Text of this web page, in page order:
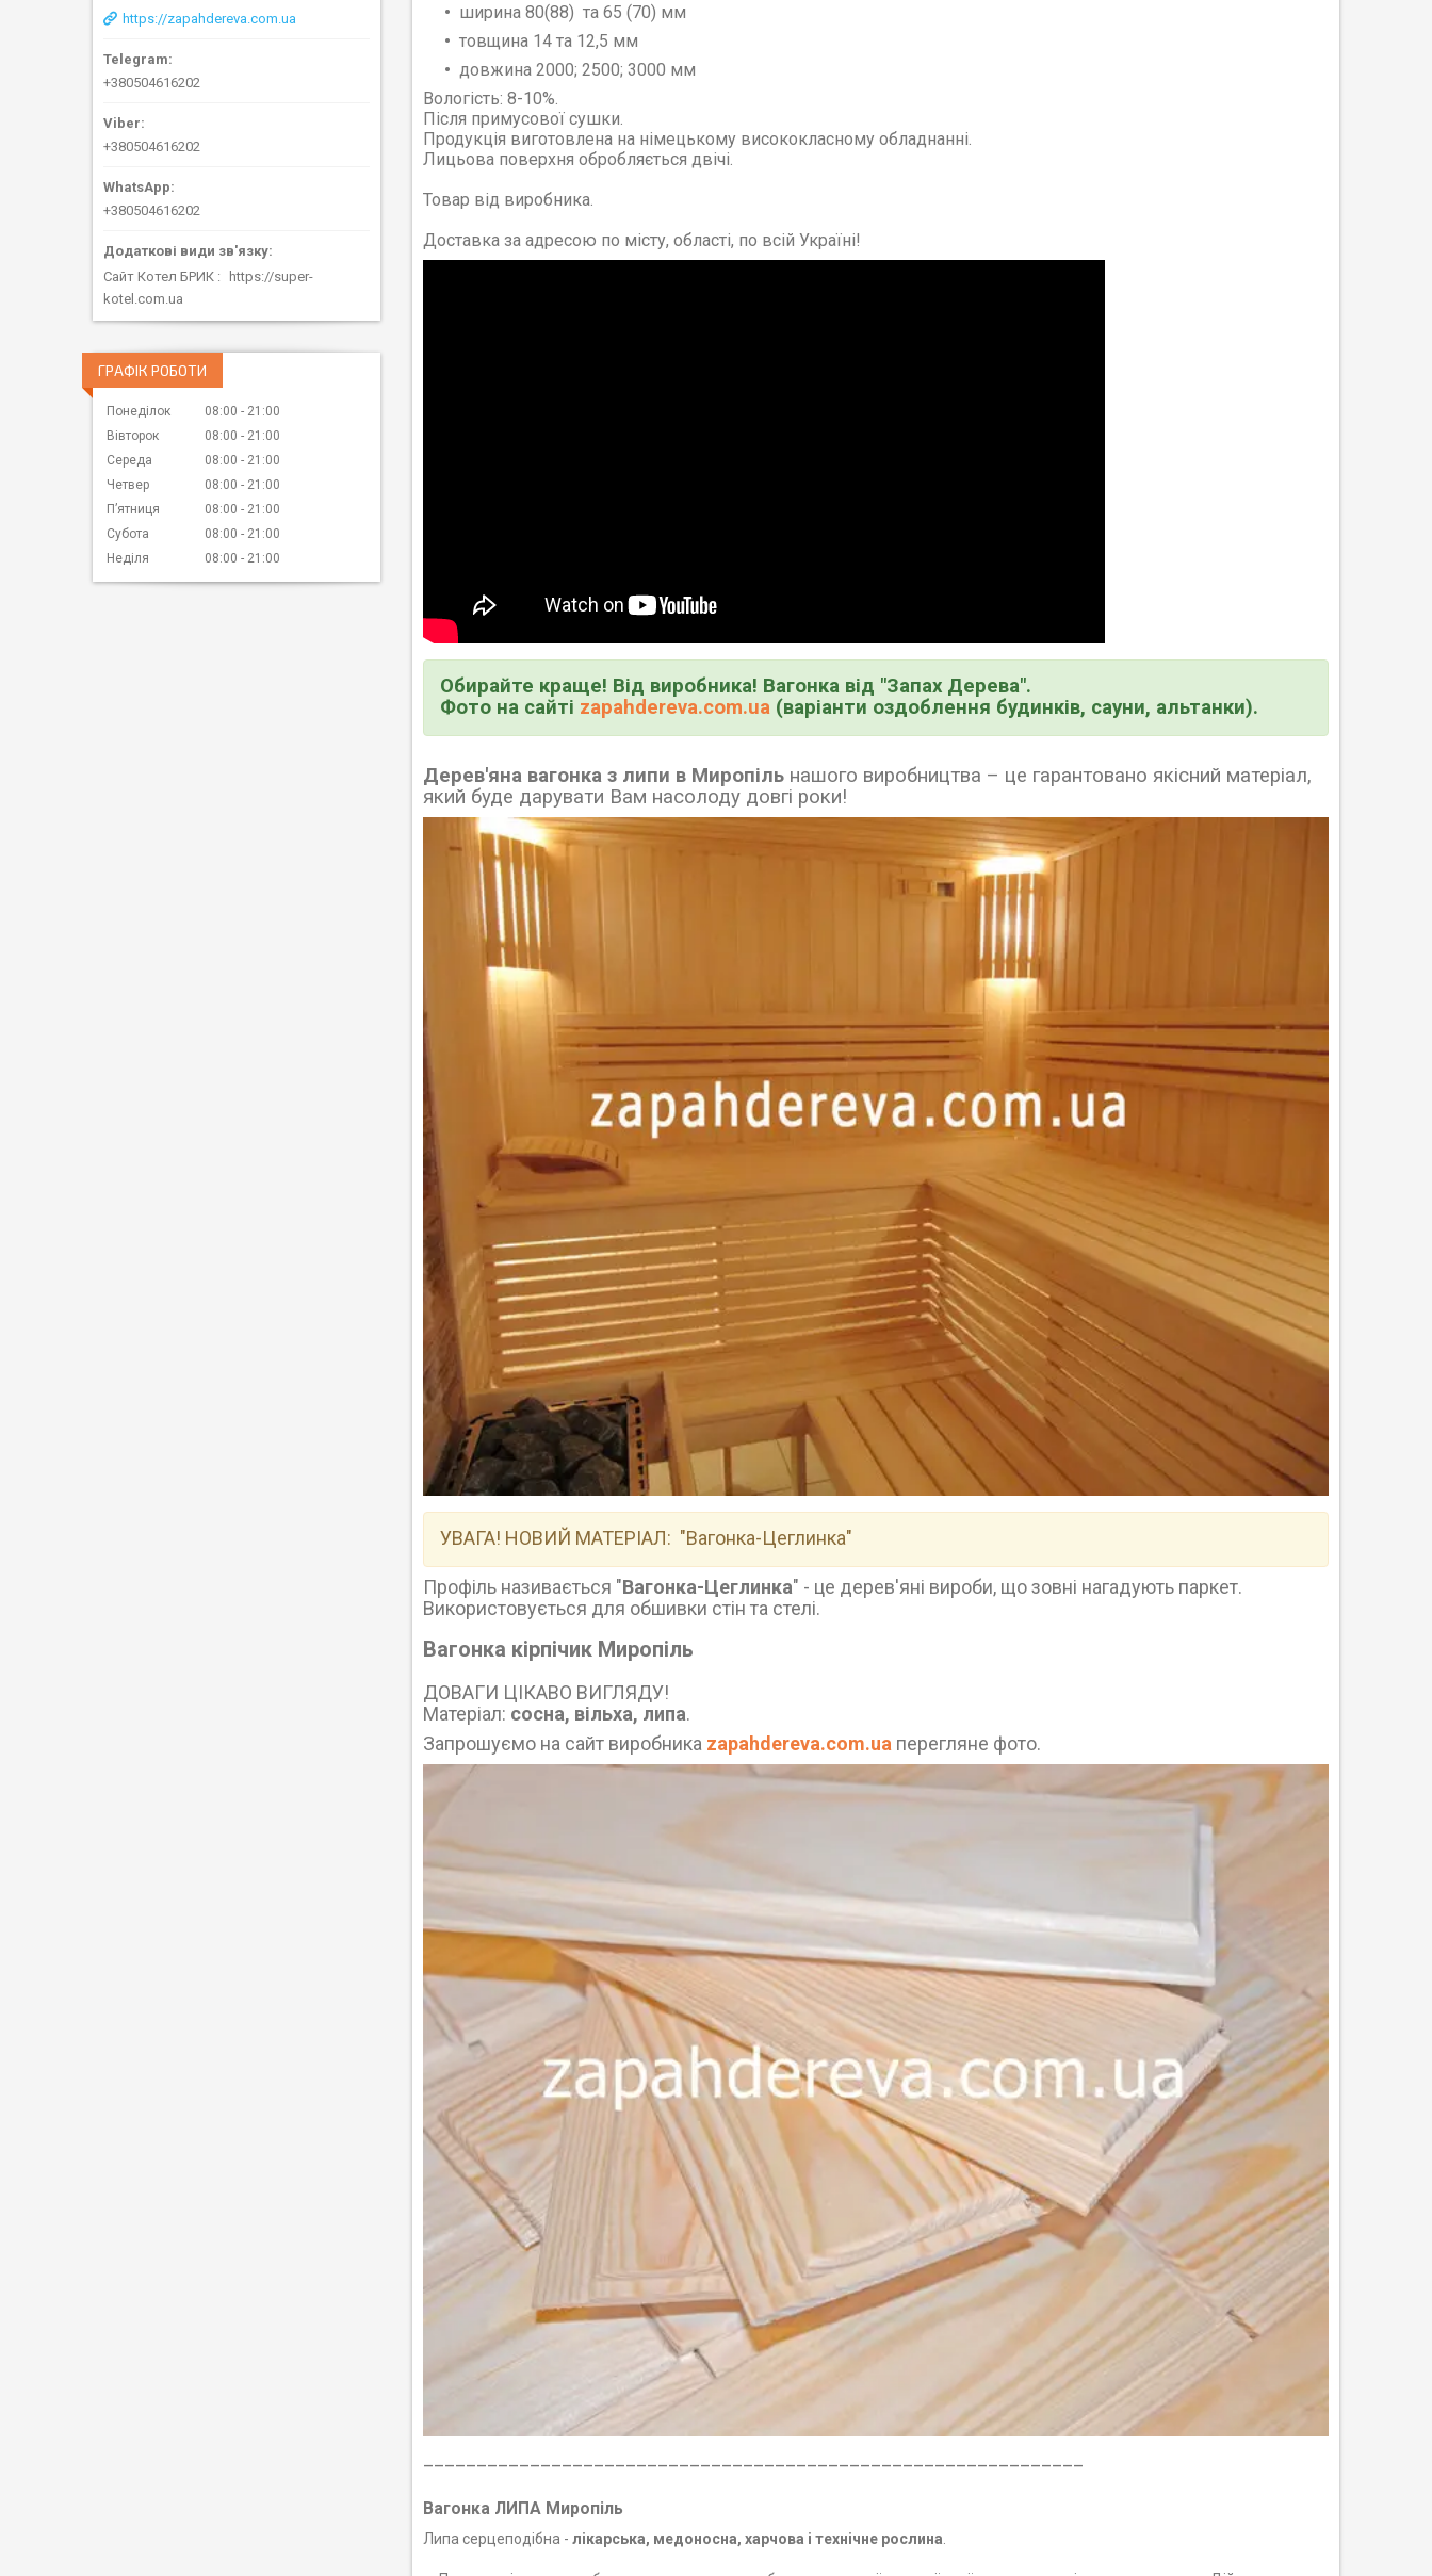
ширина 80(88) та 65 (70) мм
товщина 14 та 12,5 мм
довжина 2000; 2500; 3000 мм
Вологість: 8-10%.
Після примусової сушки.
Продукція виготовлена ​​на німецькому висококласному обладнанні.
Лицьова поверхня обробляється двічі.
Товар від виробника.
Доставка за адресою по місту, області, по всій Україні!
Обирайте краще! Від виробника! Вагонка від "Запах Дерева".
Фото на сайті zapahdereva.com.ua (варіанти оздоблення будинків, сауни, альтанки).
Дерев'яна вагонка з липи в Миропіль нашого виробництва – це гарантовано якісний матеріал,
який буде дарувати Вам насолоду довгі роки!
УВАГА! НОВИЙ МАТЕРІАЛ: "Вагонка-Цеглинка"
Профіль називається "Вагонка-Цеглинка" - це дерев'яні вироби, що зовні нагадують паркет.
Використовується для обшивки стін та стелі.
Вагонка кірпічик Миропіль
ДОВАГИ ЦІКАВО ВИГЛЯДУ!
Матеріал: сосна, вільха, липа.
Запрошуємо на сайт виробника zapahdereva.com.ua перегляне фото.
Вагонка ЛИПА Миропіль
Липа серцеподібна - лікарська, медоносна, харчова і технічне рослина.
https://zapahdereva.com.ua
+380504616202
+380504616202
+380504616202
Сайт Котел БРИК
https://super-
kotel.com.ua
ГРАФІК РОБОТИ
Понеділок 08:00
21:00
Вівторок
08:00
21:00
Середа
08:00
21:00
Четвер
08:00
21:00
Пʼятниця
08:00
21:00
Субота
08:00
21:00
Неділя
08:00 21:00